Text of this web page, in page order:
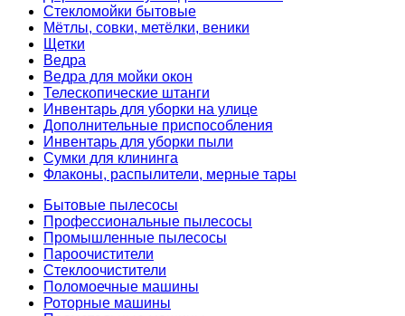
Стекломойки бытовые
Мётлы, совки, метёлки, веники
Щетки
Ведра
Ведра для мойки окон
Телескопические штанги
Инвентарь для уборки на улице
Дополнительные приспособления
Инвентарь для уборки пыли
Сумки для клининга
Флаконы, распылители, мерные тары
Бытовые пылесосы
Профессиональные пылесосы
Промышленные пылесосы
Пароочистители
Стеклоочистители
Поломоечные машины
Роторные машины